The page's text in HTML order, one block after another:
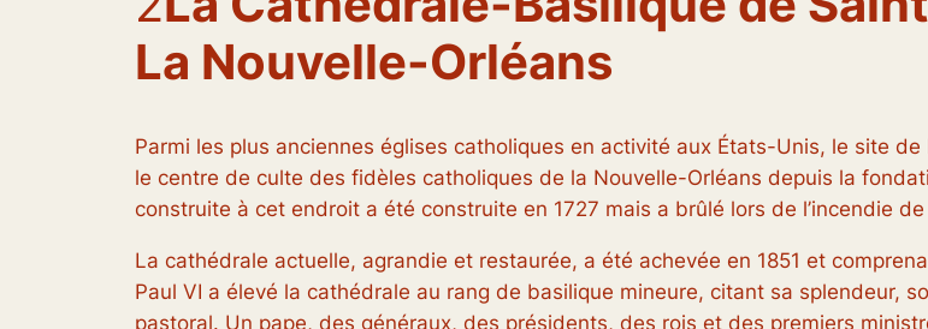
La Nouvelle-Orléans
Parmi les plus anciennes églises catholiques en activité aux États-Unis, le site
le centre de culte des fidèles catholiques de la Nouvelle-Orléans depuis la
construite à cet endroit a été construite en 1727 mais a brûlé lors de l’incendie de
La cathédrale actuelle, agrandie et restaurée, a été achevée en 1851 et
Paul VI a élevé la cathédrale au rang de basilique mineure, citant sa splendeur,
pastoral. Un pape, des généraux, des présidents, des rois et des premiers